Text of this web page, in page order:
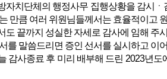
자치단체의 행정사무 집행상황을 감시
만큼 여러 위원님들께서는 효율적이고
도 끝까지 성실한 자세로 감사에 임해 주
를 말씀드리면 증인 선서를 실시하고
감사종료 후 미리 배부해 드린 2023년